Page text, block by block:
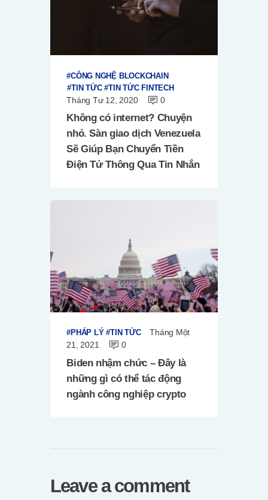
CÔNG NGHỆ BLOCKCHAIN
TIN TỨC
TIN TỨC FINTECH
Tháng Tư 12, 2020 0
Không có internet? Chuyện
nhỏ. Sàn giao dịch Venezuela
Sẽ Giúp Bạn Chuyển Tiền
Điện Tử Thông Qua Tin Nhắn
PHÁP LÝ TIN TỨC
Tháng Một
21, 2021
0
Biden nhậm chức – Đây là
những gì có thể tác động
ngành công nghiệp crypto
Leave a comment